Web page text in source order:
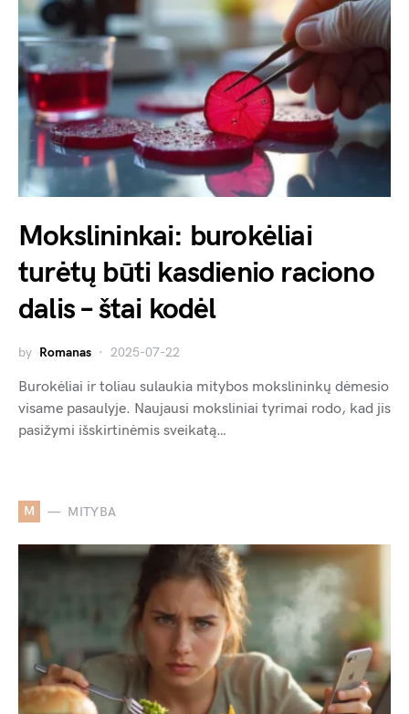
Mokslininkai: burokėliai
turėtų būti kasdienio raciono
dalis – štai kodėl
by Romanas 2025-07-22
Burokėliai ir toliau sulaukia mitybos mokslininkų dėmesio
visame pasaulyje. Naujausi moksliniai tyrimai rodo, kad jis
pasižymi išskirtinėmis sveikatą…
M MITYBA